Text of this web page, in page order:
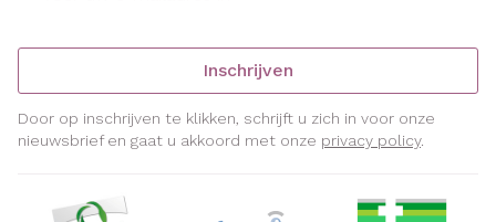
Inschrijven
Door op inschrijven te klikken, schrijft u zich in voor onze
nieuwsbrief en gaat u akkoord met onze privacy policy.